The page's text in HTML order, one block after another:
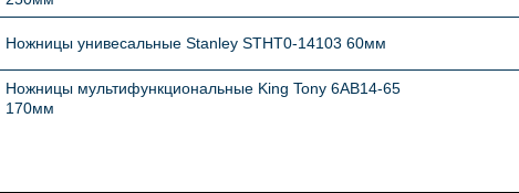
Ножницы унивесальные Stanley STHT0-14103 60мм
Ножницы мультифункциональные King Tony 6AB14-65
170мм